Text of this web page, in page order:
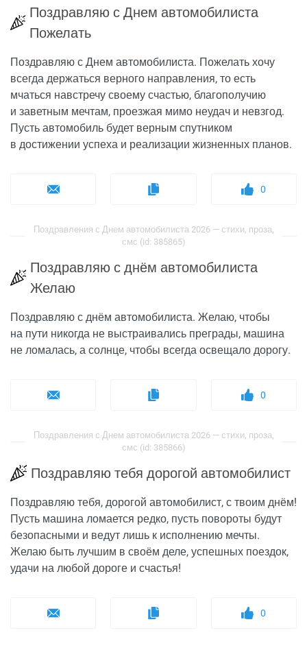
Поздравляю с Днем автомобилиста
Пожелать
Поздравляю с Днем автомобилиста. Пожелать хочу
всегда держаться верного направления, то есть
мчаться навстречу своему счастью, благополучию
и заветным мечтам, проезжая мимо неудач и невзгод.
Пусть автомобиль будет верным спутником
в достижении успеха и реализации жизненных планов.
0
Поздравления с Днем автомобилиста 2026 — стихи, проза,
смс (id: 385865)
Поздравляю с днём автомобилиста
Желаю
Поздравляю с днём автомобилиста. Желаю, чтобы
на пути никогда не выстраивались преграды, машина
не ломалась, а солнце, чтобы всегда освещало дорогу.
0
Поздравления с Днем автомобилиста 2026 — стихи, проза,
смс (id: 385866)
Поздравляю тебя дорогой автомобилист
Поздравляю тебя, дорогой автомобилист, с твоим днём!
Пусть машина ломается редко, пусть повороты будут
безопасными и ведут лишь к исполнению мечты.
Желаю быть лучшим в своём деле, успешных поездок,
удачи на любой дороге и счастья!
0